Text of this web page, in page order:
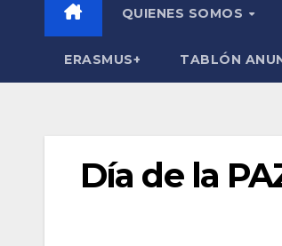
QUIENES SOMOS
ERASMUS+ TABLÓN
Día de la